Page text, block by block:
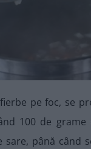
pe foc, se
100 de
sare, până când